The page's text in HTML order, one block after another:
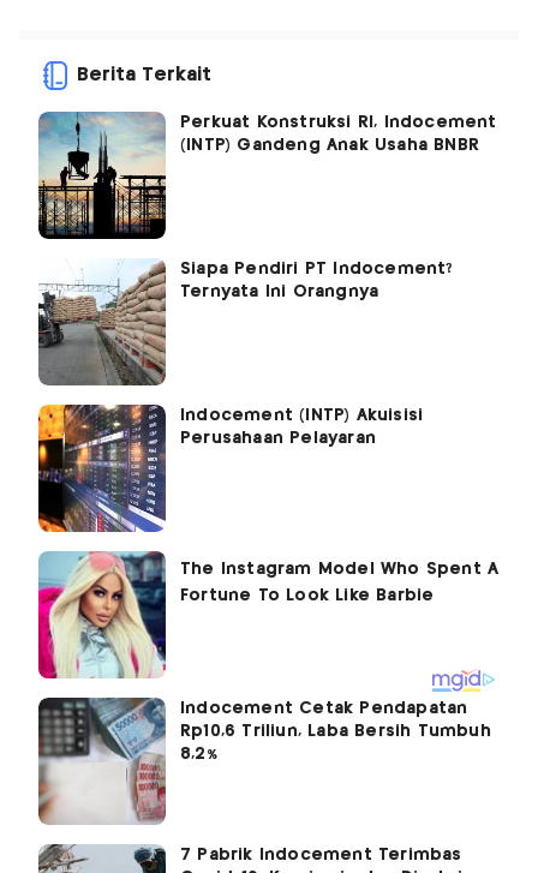
Berita Terkait
Perkuat Konstruksi RI, Indocement
(INTP) Gandeng Anak Usaha BNBR
Siapa Pendiri PT Indocement?
Ternyata Ini Orangnya
Indocement (INTP) Akuisisi
Perusahaan Pelayaran
Indocement Cetak Pendapatan
Rp10,6 Triliun, Laba Bersih Tumbuh
8,2%
7 Pabrik Indocement Terimbas